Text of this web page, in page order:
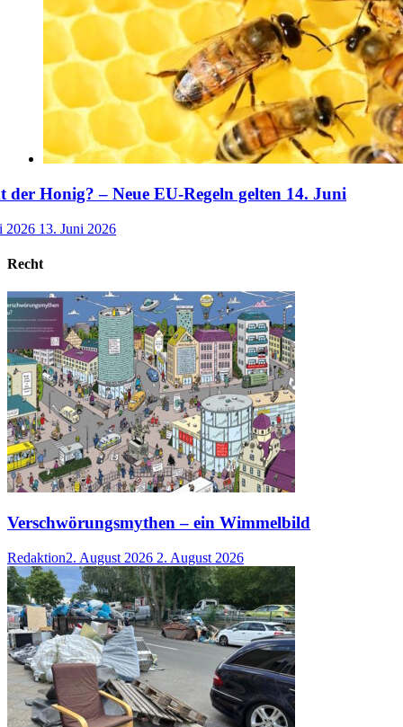
der Honig? – Neue EU-Regeln gelten 14. Juni
2026 13. Juni 2026
Recht
Verschwörungsmythen – ein Wimmelbild
Redaktion2. August 2026 2. August 2026